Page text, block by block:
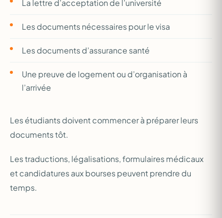
La lettre d’acceptation de l’université
Les documents nécessaires pour le visa
Les documents d’assurance santé
Une preuve de logement ou d’organisation à
l’arrivée
Les étudiants doivent commencer à préparer leurs
documents tôt.
Les traductions, légalisations, formulaires médicaux
et candidatures aux bourses peuvent prendre du
temps.